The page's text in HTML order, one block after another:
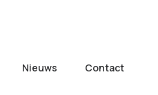
Nieuws Contact